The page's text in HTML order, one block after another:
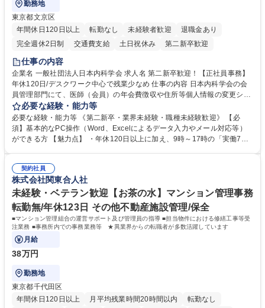
勤務地
東京都文京区
年間休日120日以上
転勤なし 未経験者歓迎
退職金あり
完全週休2日制
交通費支給 土日祝休み 第二新卒歓迎
仕事の内容
企業名 一般社団法人日本内科学会 求人名 第二新卒歓迎！【正社員事務】
年休120日/デスクワーク中心で残業少なめ 仕事の内容 日本内科学会の会
員管理部門にて、医師（会員）の年会費徴収や住所等個人情報の変更シス
テム入力、電話・FAX対応をお任せします。将来的には、各種委員会の運
営事務局業務などにも幅広く携わっていただきます。 【会員管理・データ
入力業務】 ・医師（会員）の住所変更、個人情報のシステム登録・更新
・年会費の徴収管理や入金データの照合確認 【問い合わせ対応】 ・会員
年休120日/デスクワーク中心で残業少なめ
必要な経験・能力等
必要な経験・能力等 《第二新卒・業界未経験・職種未経験歓迎》 【必
須】基本的なPC操作（Word、Excelによるデータ入力やメール対応等）
ができる方 【魅力点】 ・年休120日以上に加え、9時～17時の「実働7時
整、資料作成、当日の運営サポート 学歴・資格 学歴：大学院 大学 語学
力： 資格：
契約社員
株式会社関東合人社
未経験・ベテラン歓迎【お茶の水】マンション管理事務
転勤無/年休123日 その他不動産施設管理/保全
■マンション管理組合の運営サポート及び管理員の指導 ■担当物件における修繕工事等受
注業務 ■事務所内での事務業務等 ★異業界からの転職者が多数活躍しています
月給
38万円
勤務地
東京都千代田区
年間休日120日以上
月平均残業時間20時間以内
転勤なし